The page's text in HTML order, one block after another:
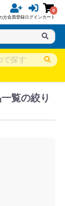
方会員登録ログイン
0
カート
タイトル一覧
覧の絞り